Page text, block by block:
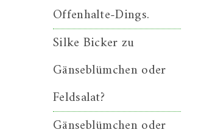
Offenhalte-Dings.
Silke Bickerzu
Gänseblümchen oder
Feldsalat?
Gänseblümchen oder